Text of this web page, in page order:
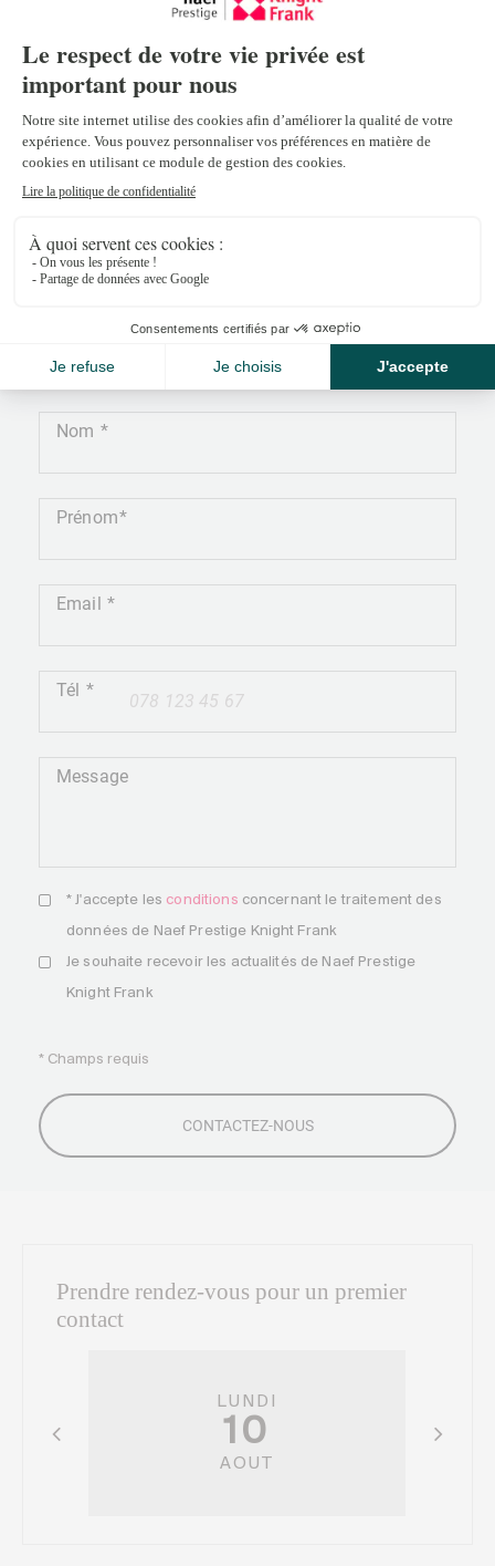
celine.cerino@npkf.ch
+41 22 839 39 98
Nom
Prénom
Email
+41
Tél
Message
* J'accepte les conditions concernant le traitement des
données de Naef Prestige Knight Frank
Je souhaite recevoir les actualités de Naef Prestige
Knight Frank
* Champs requis
Prendre rendez-vous pour un premier
contact
LUNDI
10
AOUT